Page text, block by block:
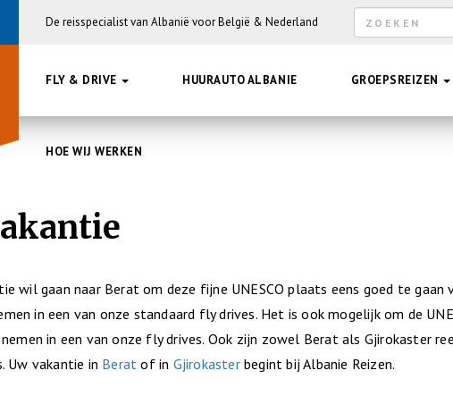
De reisspecialist van Albanië voor België & Nederland Zoekveld
FLY & DRIVE HUURAUTO ALBANIE GROEPSREIZEN
HOE WIJ WERKEN
wil gaan naar Berat om deze fijne UNESCO plaats eens goed te gaan
in een van onze standaard fly drives. Het is ook mogelijk om de
in een van onze fly drives. Ook zijn zowel Berat als Gjirokaster
Uw vakantie in Berat of in Gjirokasterbegint bij Albanie Reizen.